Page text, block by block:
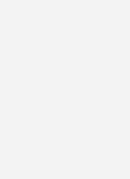
Велогонщики команды
выступление в
Гран-при Москвы
Большинство гонщиков